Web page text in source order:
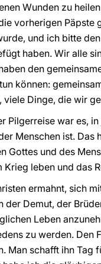
Wunden zu
vorherigen Päpste
und ich bitte
haben. Wir alle
den
können:
Dinge, die wir
Pilgerreise war es,
Menschen ist.
Gottes und des
leben und das
ermahnt, sich
der Demut, der
Leben
zu werden.
Man schafft ihn Tag